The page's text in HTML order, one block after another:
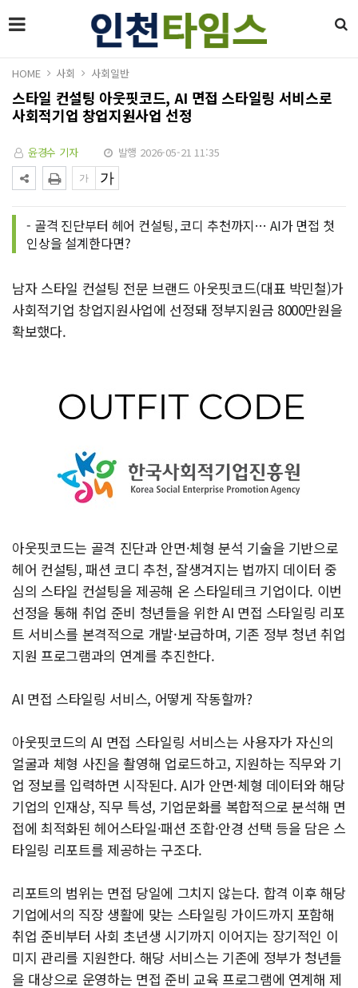
HOME 사회 사회일반
스타일 컨설팅 아웃핏코드, AI 면접 스타일링 서비스로
사회적기업 창업지원사업 선정
윤경수 기자 발행 2026-05-21 11:35
- 골격 진단부터 헤어 컨설팅, 코디 추천까지… AI가 면접 첫
인상을 설계한다면?
남자 스타일 컨설팅 전문 브랜드 아웃핏코드(대표 박민철)가
사회적기업 창업지원사업에 선정돼 정부지원금 8000만원을
확보했다.
아웃핏코드는 골격 진단과 안면·체형 분석 기술을 기반으로
헤어 컨설팅, 패션 코디 추천, 잘생겨지는 법까지 데이터 중
심의 스타일 컨설팅을 제공해 온 스타일테크 기업이다. 이번
선정을 통해 취업 준비 청년들을 위한 AI 면접 스타일링 리포
트 서비스를 본격적으로 개발·보급하며, 기존 정부 청년 취업
지원 프로그램과의 연계를 추진한다.
AI 면접 스타일링 서비스, 어떻게 작동할까?
아웃핏코드의 AI 면접 스타일링 서비스는 사용자가 자신의
얼굴과 체형 사진을 촬영해 업로드하고, 지원하는 직무와 기
업 정보를 입력하면 시작된다. AI가 안면·체형 데이터와 해당
기업의 인재상, 직무 특성, 기업문화를 복합적으로 분석해 면
접에 최적화된 헤어스타일·패션 조합·안경 선택 등을 담은 스
타일링 리포트를 제공하는 구조다.
리포트의 범위는 면접 당일에 그치지 않는다. 합격 이후 해당
기업에서의 직장 생활에 맞는 스타일링 가이드까지 포함해
취업 준비부터 사회 초년생 시기까지 이어지는 장기적인 이
미지 관리를 지원한다. 해당 서비스는 기존에 정부가 청년들
을 대상으로 운영하는 면접 준비 교육 프로그램에 연계해 제